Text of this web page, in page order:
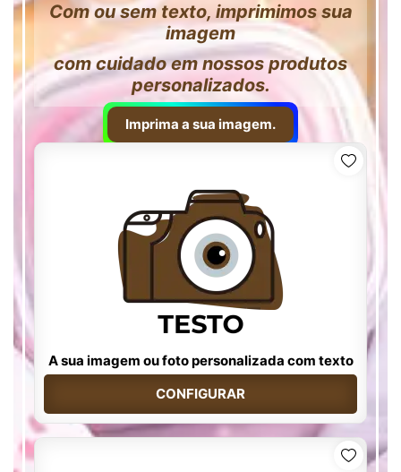
Com ou sem texto, imprimimos sua
imagem
com cuidado em nossos produtos
personalizados.
Imprima a sua imagem.
A sua imagem ou foto personalizada com texto
CONFIGURAR